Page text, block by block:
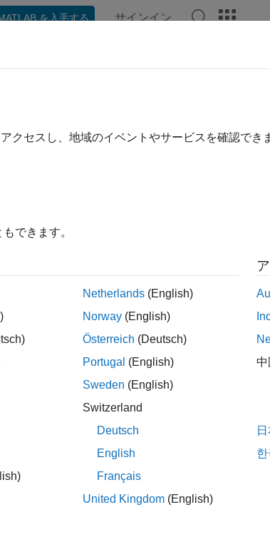
を入手する サインイン
プログラムの作成
Python クライアント API を使用すると、開
API により、ネイティブな Python 型を使用して
パッケージで提供され
作成する方法の概要については、
MATLAB
な例については、Python クライアントの作成 を参
クライアント ライブラリは、 matlab-
クライアント ライブラリでは Python 2.7 がサポ
Pythonobject
クセスし、地域のイベントやサービスを確認でき
できます。
Netherlands (English)
Norway (English)
Österreich (Deutsch)
Portugal (English)
Sweden (English)
Switzerland
Deutsch
English
Français
United Kingdom (English)
中
한